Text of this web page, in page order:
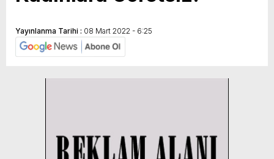
Yayınlanma Tarihi : 08 Mart 2022 - 6:25